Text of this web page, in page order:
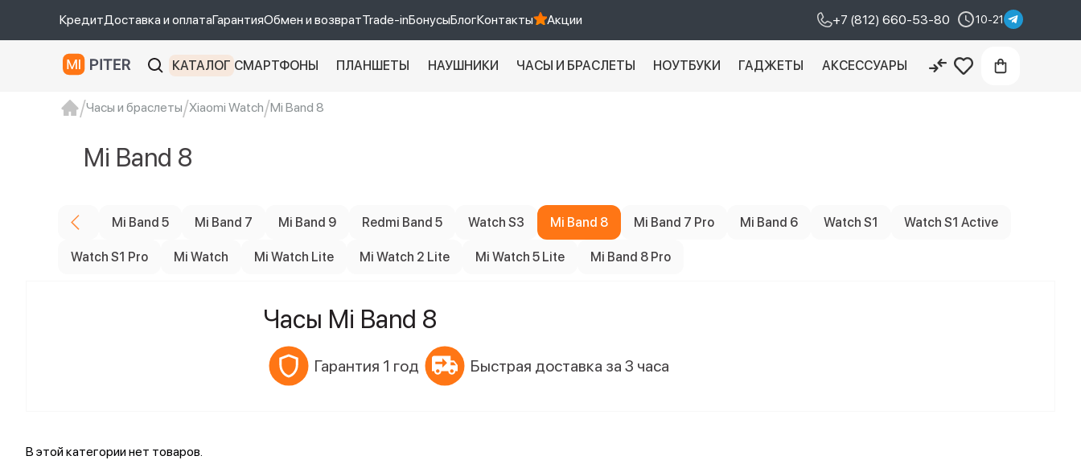
КредитДоставка и оплатаГарантияОбмен и возвратTrade-inБонусыБлогКонтакты Акции +7 (812) 660-53-80 10-21
КАТАЛОГ СМАРТФОНЫ ПЛАНШЕТЫ НАУШНИКИ ЧАСЫ И БРАСЛЕТЫ НОУТБУКИ ГАДЖЕТЫ АКСЕССУАРЫ
Часы и браслеты Xiaomi Watch Mi Band 8
Mi Band 8
Mi Band 5 Mi Band 7 Mi Band 9 Redmi Band 5 Watch S3 Mi Band 8 Mi Band 7 Pro Mi Band 6 Watch S1 Watch S1 Active
Watch S1 Pro Mi Watch Mi Watch Lite Mi Watch 2 Lite Mi Watch 5 Lite Mi Band 8 Pro
Часы Mi Band 8
Гарантия 1 год Быстрая доставка за 3 часа
В этой категории нет товаров.